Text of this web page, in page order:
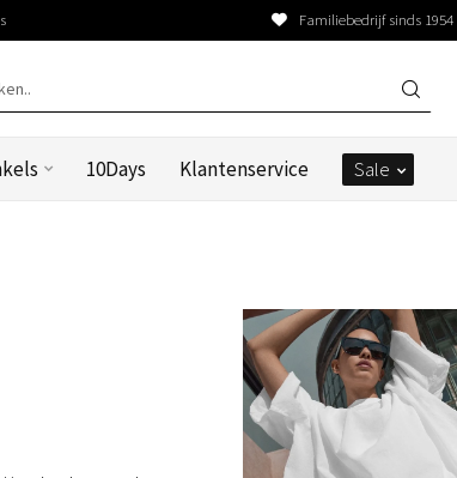
Familiebedrijf sinds 1954
10Days Klantenservice Sale